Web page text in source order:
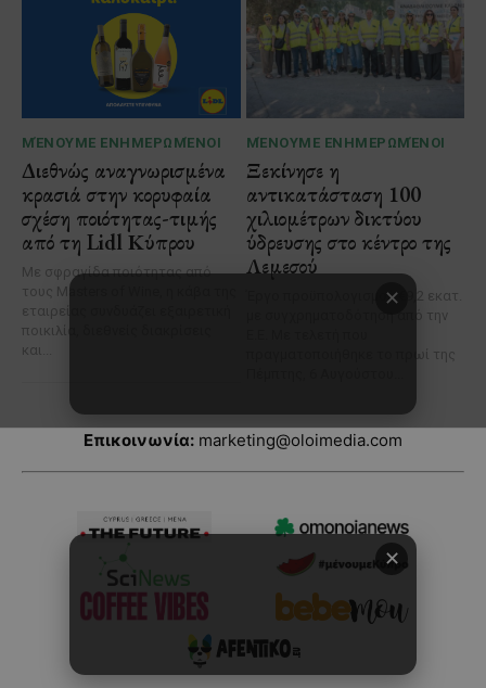
Επικοινωνία: marketing@oloimedia.com
✕